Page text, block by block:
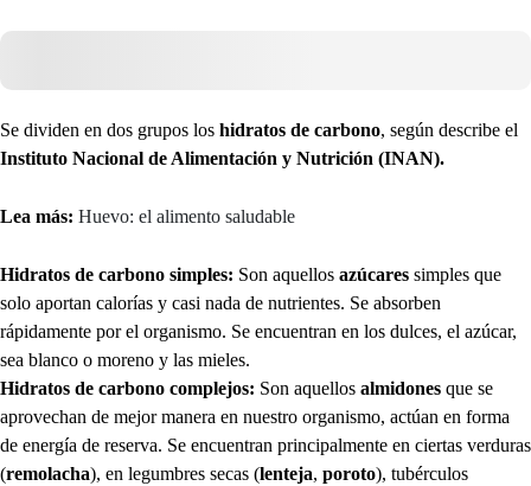
Se dividen en dos grupos los hidratos de carbono, según describe el
Instituto Nacional de Alimentación y Nutrición (INAN).
Lea más: Huevo: el alimento saludable
Hidratos de carbono simples: Son aquellos azúcares simples que
solo aportan calorías y casi nada de nutrientes. Se absorben
rápidamente por el organismo. Se encuentran en los dulces, el azúcar,
sea blanco o moreno y las mieles.
Hidratos de carbono complejos: Son aquellos almidones que se
aprovechan de mejor manera en nuestro organismo, actúan en forma
de energía de reserva. Se encuentran principalmente en ciertas verduras
(remolacha), en legumbres secas (lenteja, poroto), tubérculos